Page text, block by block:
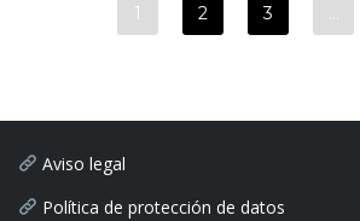
1 2 3 …
Aviso legal
Política de protección de datos